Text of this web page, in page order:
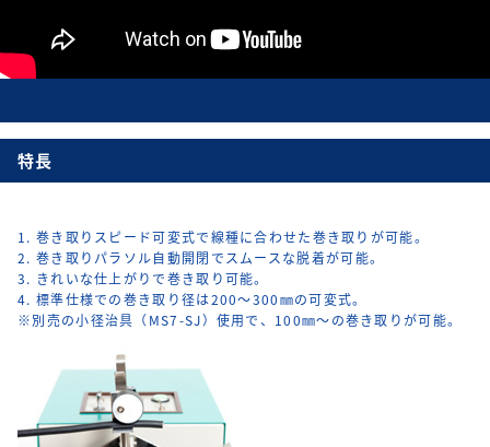
特長
1. 巻き取りスピード可変式で線種に合わせた巻き取りが可能。
2. 巻き取りパラソル自動開閉でスムースな脱着が可能。
3. きれいな仕上がりで巻き取り可能。
4. 標準仕様での巻き取り径は200～300㎜の可変式。
※別売の小径治具（MS7-SJ）使用で、100㎜～の巻き取りが可能。